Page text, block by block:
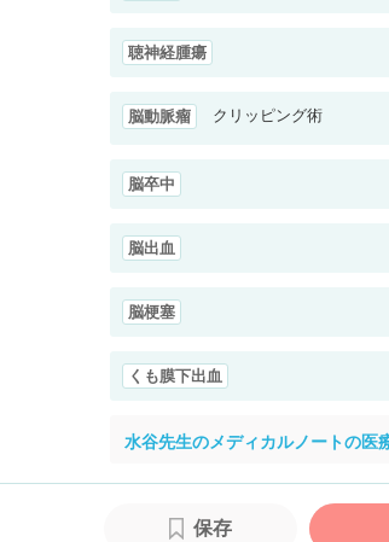
聴神経腫瘍
脳動脈瘤 クリッピング術
脳卒中
脳出血
脳梗塞
くも膜下出血
水谷先生のメディカルノートの医
保存